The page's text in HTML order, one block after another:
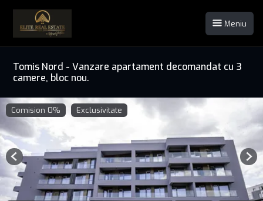
Meniu
Tomis Nord - Vanzare apartament decomandat cu 3
camere, bloc nou.
Comision 0% Exclusivitate
Previous